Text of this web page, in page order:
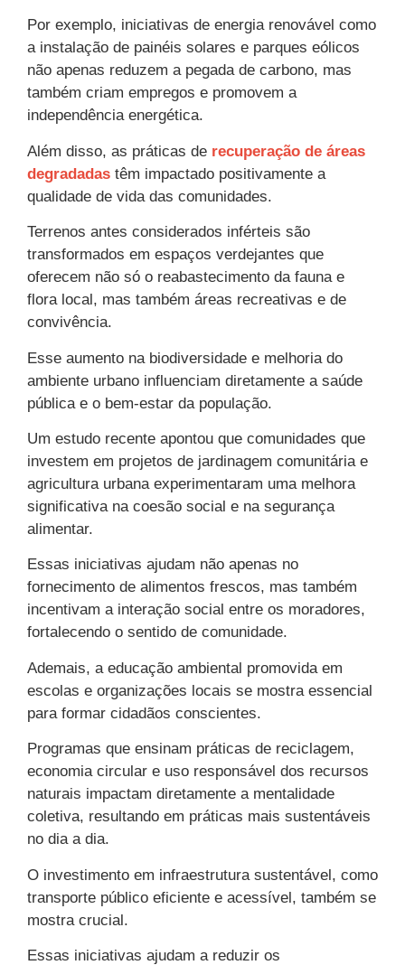
Por exemplo, iniciativas de energia renovável como
a instalação de painéis solares e parques eólicos
não apenas reduzem a pegada de carbono, mas
também criam empregos e promovem a
independência energética.
Além disso, as práticas de recuperação de áreas
degradadas têm impactado positivamente a
qualidade de vida das comunidades.
Terrenos antes considerados inférteis são
transformados em espaços verdejantes que
oferecem não só o reabastecimento da fauna e
flora local, mas também áreas recreativas e de
convivência.
Esse aumento na biodiversidade e melhoria do
ambiente urbano influenciam diretamente a saúde
pública e o bem-estar da população.
Um estudo recente apontou que comunidades que
investem em projetos de jardinagem comunitária e
agricultura urbana experimentaram uma melhora
significativa na coesão social e na segurança
alimentar.
Essas iniciativas ajudam não apenas no
fornecimento de alimentos frescos, mas também
incentivam a interação social entre os moradores,
fortalecendo o sentido de comunidade.
Ademais, a educação ambiental promovida em
escolas e organizações locais se mostra essencial
para formar cidadãos conscientes.
Programas que ensinam práticas de reciclagem,
economia circular e uso responsável dos recursos
naturais impactam diretamente a mentalidade
coletiva, resultando em práticas mais sustentáveis
no dia a dia.
O investimento em infraestrutura sustentável, como
transporte público eficiente e acessível, também se
mostra crucial.
Essas iniciativas ajudam a reduzir os